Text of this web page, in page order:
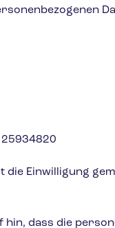
Einwilligung
dass die